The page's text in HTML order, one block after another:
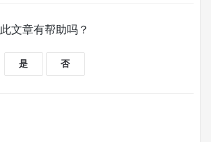
此文章有帮助吗？
是 否